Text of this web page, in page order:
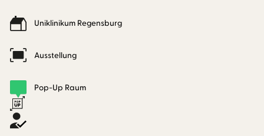
Uniklinikum Regensburg
Ausstellung
Pop-Up Raum